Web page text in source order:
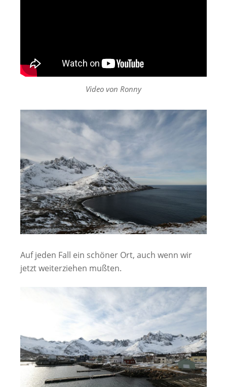
Video von Ronny
Auf jeden Fall ein schöner Ort, auch wenn wir
jetzt weiterziehen mußten.